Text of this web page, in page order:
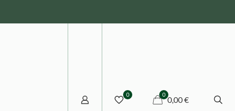
0 0
0,00 €